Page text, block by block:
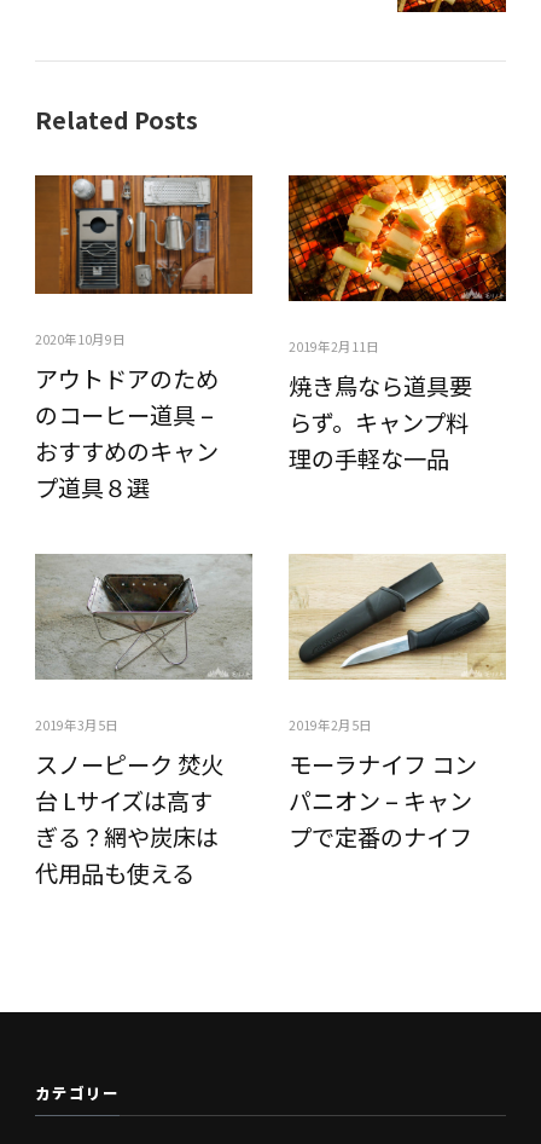
Related Posts
2020年10月9日
アウトドアのため
のコーヒー道具 –
おすすめのキャン
プ道具８選
2019年2月11日
焼き鳥なら道具要
らず。キャンプ料
理の手軽な一品
2019年3月5日
スノーピーク 焚火
台 Lサイズは高す
ぎる？網や炭床は
代用品も使える
2019年2月5日
モーラナイフ コン
パニオン – キャン
プで定番のナイフ
カテゴリー